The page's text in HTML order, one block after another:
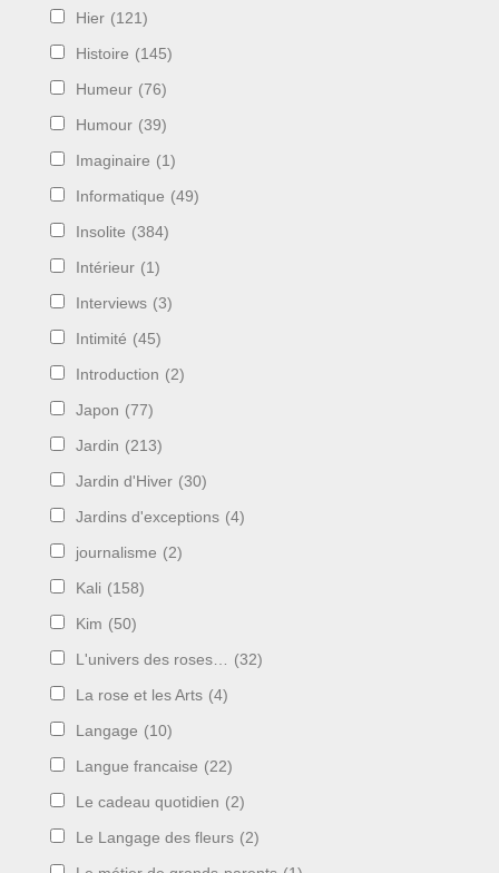
Hier (121)
Histoire (145)
Humeur (76)
Humour (39)
Imaginaire (1)
Informatique (49)
Insolite (384)
Intérieur (1)
Interviews (3)
Intimité (45)
Introduction (2)
Japon (77)
Jardin (213)
Jardin d'Hiver (30)
Jardins d'exceptions (4)
journalisme (2)
Kali (158)
Kim (50)
L'univers des roses… (32)
La rose et les Arts (4)
Langage (10)
Langue francaise (22)
Le cadeau quotidien (2)
Le Langage des fleurs (2)